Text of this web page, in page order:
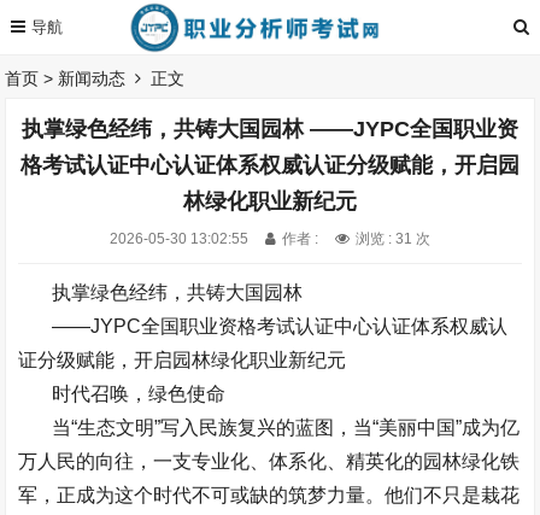
首页 > 新闻动态 正文
执掌绿色经纬，共铸大国园林 ——JYPC全国职业资
格考试认证中心认证体系权威认证分级赋能，开启园
林绿化职业新纪元
2026-05-30 13:02:55 作者 : 浏览 : 31 次
执掌绿色经纬，共铸大国园林
——JYPC全国职业资格考试认证中心认证体系权威认
证分级赋能，开启园林绿化职业新纪元
时代召唤，绿色使命
当“生态文明”写入民族复兴的蓝图，当“美丽中国”成为亿
万人民的向往，一支专业化、体系化、精英化的园林绿化铁
军，正成为这个时代不可或缺的筑梦力量。他们不只是栽花